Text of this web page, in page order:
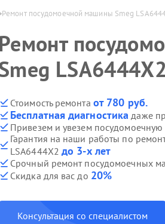
Ремонт посудомоечной машины Smeg
Ремонт
Стоимость ремонта от 780 руб.
Бесплатная диагностика даже
Привезем и увезем
Гарантия на наши работы по
LSA6444X2 до 3-х лет
Срочный ремонт посудомоечных
Скидка для вас до 20%
Консультация со специалистом